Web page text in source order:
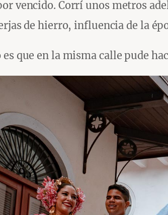
vencido. Corrí unos metros
de hierro, influencia de la
que en la misma calle pude